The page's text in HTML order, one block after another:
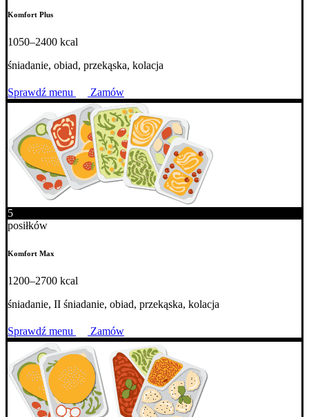
Komfort Plus
1050–2400 kcal
śniadanie, obiad, przekąska, kolacja
Sprawdź menu Zamów
5
posiłków
Komfort Max
1200–2700 kcal
śniadanie, II śniadanie, obiad, przekąska, kolacja
Sprawdź menu Zamów